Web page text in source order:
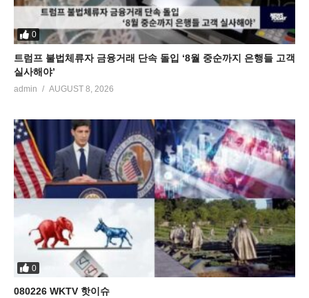
0
트럼프 불법체류자 금융거래 단속 돌입 ‘8월 중순까지 은행들 고객
실사해야’
admin AUGUST 8, 2026
0
080226 WKTV 핫이슈